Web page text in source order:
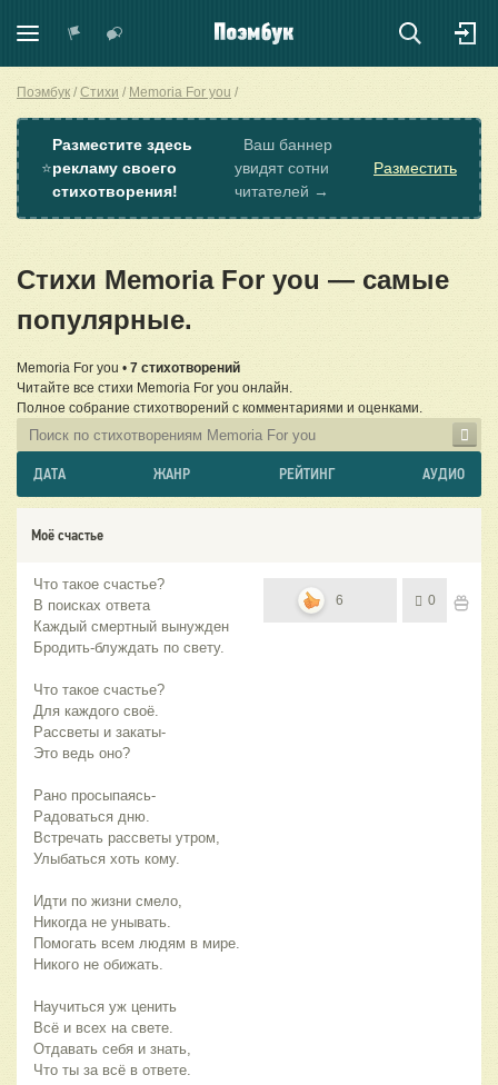
Поэмбук Стихи Memoria For you
⭐
Разместите здесь
рекламу своего
стихотворения!
Ваш баннер
увидят сотни
читателей →
Разместить
Стихи Memoria For you — самые
популярные.
Memoria For you • 7 стихотворений
Читайте все стихи Memoria For you онлайн.
Полное собрание стихотворений с комментариями и оценками.
ДАТА ЖАНР РЕЙТИНГ АУДИО
Моё счастье
Что такое счастье?
В поисках ответа
Каждый смертный вынужден
Бродить-блуждать по свету.
Что такое счастье?
Для каждого своё.
Рассветы и закаты-
Это ведь оно?
Рано просыпаясь-
Радоваться дню.
Встречать рассветы утром,
Улыбаться хоть кому.
Идти по жизни смело,
Никогда не унывать.
Помогать всем людям в мире.
Никого не обижать.
Научиться уж ценить
Всё и всех на свете.
Отдавать себя и знать,
Что ты за всё в ответе.
6 0